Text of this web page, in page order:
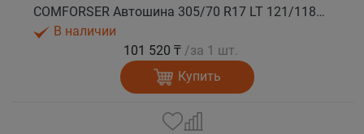
COMFORSER Автошина 305/70 R17 LT 121/118Q CF9000 R/T RWL 10PR лето
В наличии
101 520 ₸ /за 1 шт.
Купить